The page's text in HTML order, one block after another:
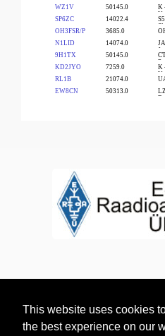
This website uses cookies
the best experience on our
© 2026